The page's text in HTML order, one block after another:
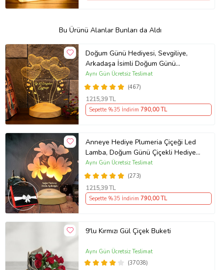
Bu Ürünü Alanlar Bunları da Aldı
Doğum Günü Hediyesi, Sevgiliye,
Arkadaşa İsimli Doğum Günü
Hediyesi, Kişiye Özel Balon Kalpler
Kişiye Özel 3D Led Lamba
(467)
Aynı Gün Ücretsiz Teslimat
1215,39 TL
Sepette %35 İndirim 790,00 TL
Anneye Hediye Plumeria Çiçeği Led
Lamba, Doğum Günü Çiçekli Hediye,
Kişiye Özel İsimli Hediye
(273)
Aynı Gün Ücretsiz Teslimat
1215,39 TL
Sepette %35 İndirim 790,00 TL
9'lu Kırmızı Gül Çiçek Buketi
(37038)
Aynı Gün Ücretsiz Teslimat